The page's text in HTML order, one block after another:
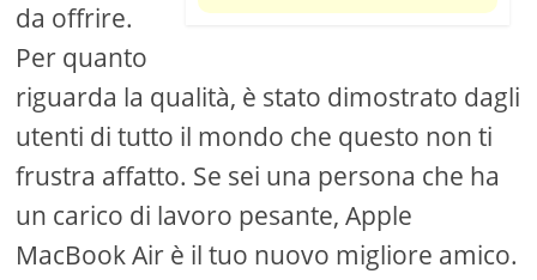
da offrire.
Per quanto
riguarda la qualità, è stato dimostrato dagli
utenti di tutto il mondo che questo non ti
frustra affatto. Se sei una persona che ha
un carico di lavoro pesante, Apple
MacBook Air è il tuo nuovo migliore amico.